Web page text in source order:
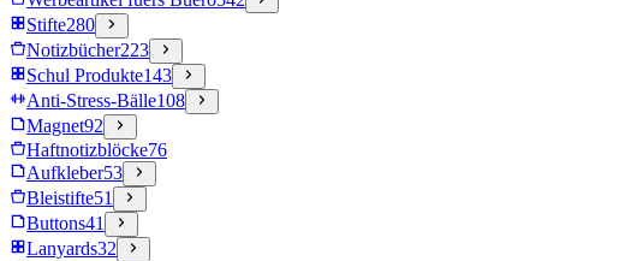
Stifte280
Notizbücher223
Schul Produkte143
Anti-Stress-Bälle108
Magnet92
Haftnotizblöcke76
Aufkleber53
Bleistifte51
Buttons41
Lanyards32